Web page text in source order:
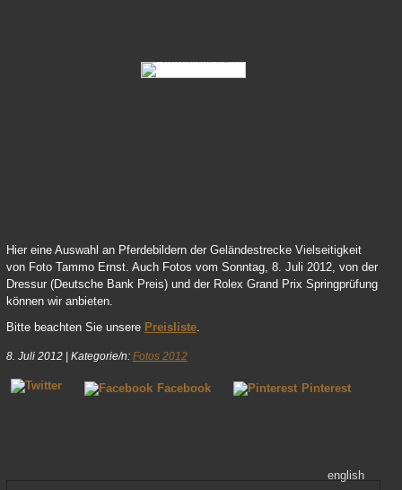
446-Judy-Kaack-Beeke-12-01
446-Judy-Kaack-Beeke-12-04
Hier eine Auswahl an Pferdebildern der Geländestrecke Vielseitigkeit
von Foto Tammo Ernst. Auch Fotos vom Sonntag, 8. Juli 2012, von der
Dressur (Deutsche Bank Preis) und der Rolex Grand Prix Springprüfung
können wir anbieten.
Bitte beachten Sie unsere Preisliste.
8. Juli 2012| Kategorie/n: Fotos 2012
Facebook Pinterest
english